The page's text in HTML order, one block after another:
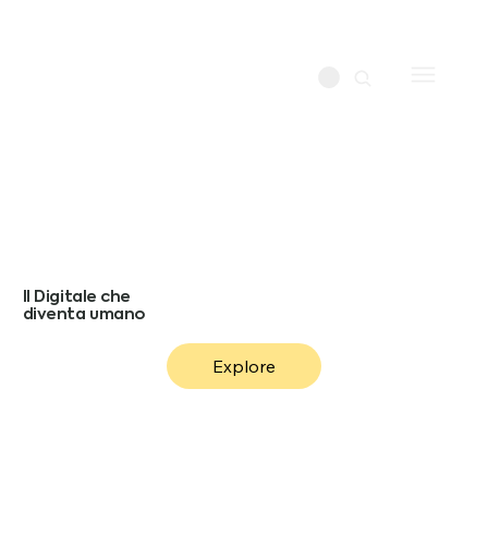
Il Digitale che
diventa umano
Explore